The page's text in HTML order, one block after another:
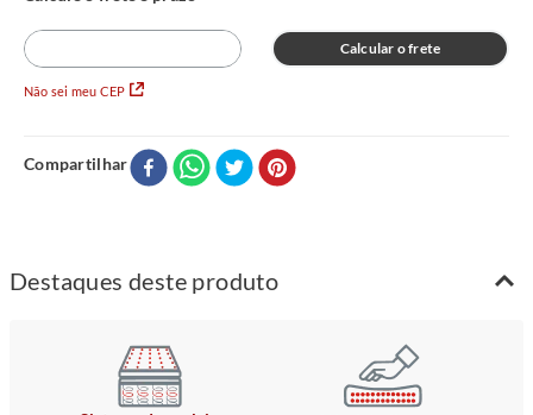
Não sei meu CEP
Calcular o frete
Compartilhar
Destaques deste produto